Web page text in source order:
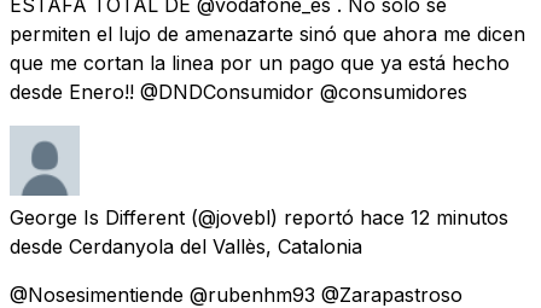
permiten el lujo de amenazarte sinó que ahora me dicen
que me cortan la linea por un pago que ya está hecho
desde Enero!! @DNDConsumidor @consumidores
George Is Different (@jovebl) reportó hace 12 minutos
desde Cerdanyola del Vallès, Catalonia
@Nosesimentiende @rubenhm93 @Zarapastroso